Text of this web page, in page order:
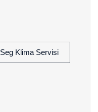
Seg Klima Servisi